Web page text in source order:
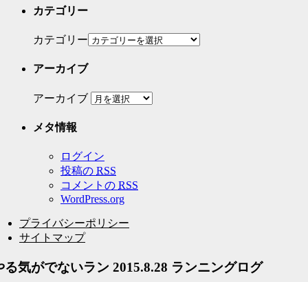
カテゴリー
カテゴリー
アーカイブ
アーカイブ
メタ情報
ログイン
投稿の RSS
コメントの RSS
WordPress.org
プライバシーポリシー
サイトマップ
る気がでないラン 2015.8.28 ランニングログ